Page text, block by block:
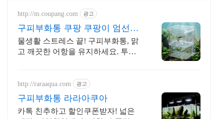
http://m.coupang.com 광고
구피부화통 쿠팡 쿠팡이 엄선한
품질 용품
물생활 스트레스 끝! 구피부화통, 맑
고 깨끗한 어항을 유지하세요. 투명
http://raraaqua.com 광고
구피부화통 라라아쿠아
카톡 친추하고 할인쿠폰받자! 넓은